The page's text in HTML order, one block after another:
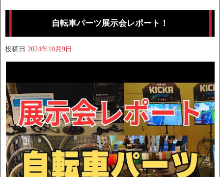
自転車パーツ展示会レポート！
投稿日 2024年10月9日